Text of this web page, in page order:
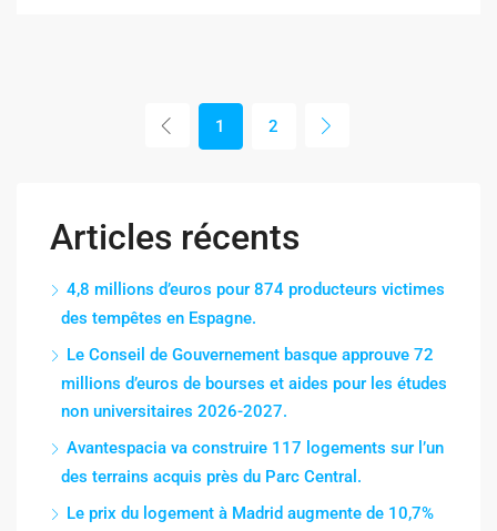
1 2
Articles récents
4,8 millions d’euros pour 874 producteurs victimes
des tempêtes en Espagne.
Le Conseil de Gouvernement basque approuve 72
millions d’euros de bourses et aides pour les études
non universitaires 2026-2027.
Avantespacia va construire 117 logements sur l’un
des terrains acquis près du Parc Central.
Le prix du logement à Madrid augmente de 10,7%